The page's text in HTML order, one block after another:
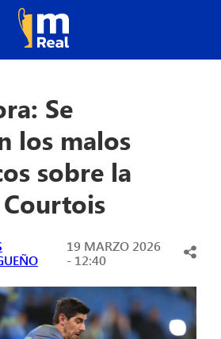
Se
los malos
sobre la
19 MARZO 2026
- 12:40